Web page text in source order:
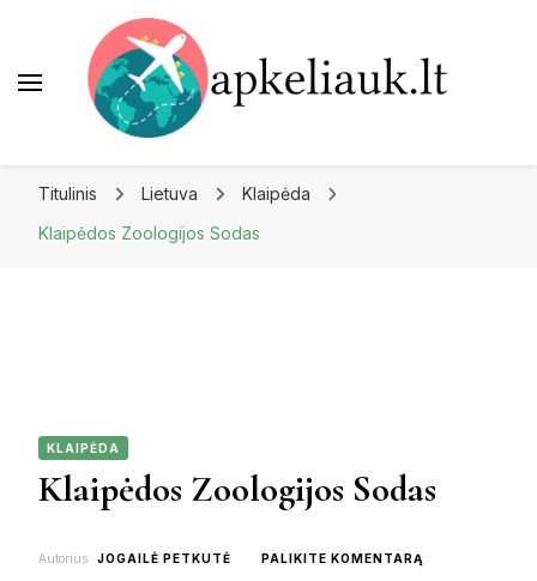
Titulinis Lietuva
Klaipėda
Klaipėdos Zoologijos Sodas
KLAIPĖDA
Klaipėdos Zoologijos Sodas
Autorius JOGAILĖ PETKUTĖ PALIKITE KOMENTARĄ